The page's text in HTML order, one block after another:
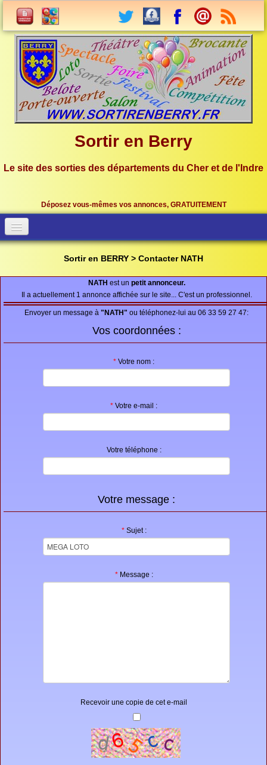
Sortir en Berry
Le site des sorties des départements du Cher et de l'Indre
Déposez vous-mêmes vos annonces, GRATUITEMENT
FAQ
Partenaires
Recherche
Sortir en BERRY > Contacter NATH
NATH est un petit annonceur.
Il a actuellement 1 annonce affichée sur le site... C'est un professionnel.
Envoyer un message à "NATH" ou téléphonez-lui au 06 33 59 27 47:
Vos coordonnées :
* Votre nom :
* Votre e-mail :
Votre téléphone :
Votre message :
*Sujet :
*Message :
Recevoir une copie de cet e-mail